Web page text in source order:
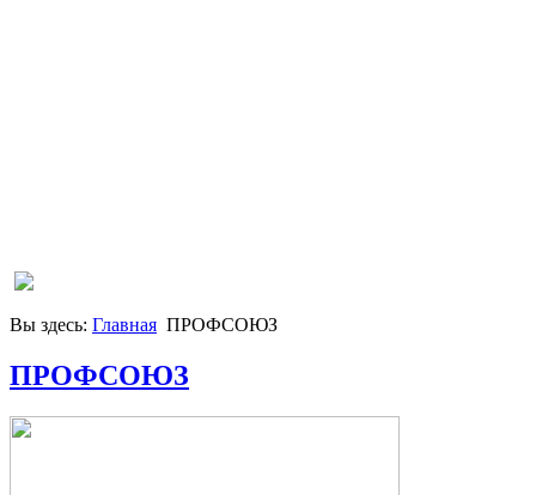
Вы здесь: Главная ПРОФСОЮЗ
ПРОФСОЮЗ